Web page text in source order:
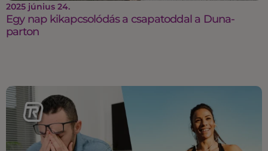
2025 június 24.
Egy nap kikapcsolódás a csapatoddal a Duna-
parton